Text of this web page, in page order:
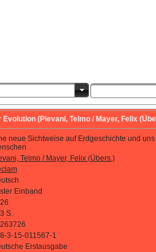
(Pievani, Telmo / Mayer, Felix
neue Sichtweise auf Erdgeschichte und uns
Telmo / Mayer, Felix (Übers.)
Einband
S.
3-15-011567-1
Erstausgabe